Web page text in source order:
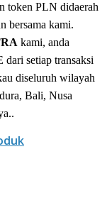
token PLN didaerah
bersama kami.
kami, anda
dari setiap transaksi
diseluruh wilayah
Bali, Nusa